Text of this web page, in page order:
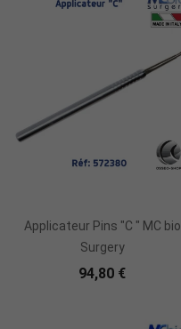
Applicateur Pins "C " MC bio
Surgery
94,80 €